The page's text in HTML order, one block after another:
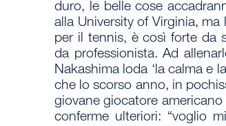
duro, le belle cose
alla University of Virginia,
per il tennis, è così forte da
da professionista. Ad
Nakashima loda ‘la calma e
che lo scorso anno, in
giovane giocatore americano
conferme ulteriori: “voglio